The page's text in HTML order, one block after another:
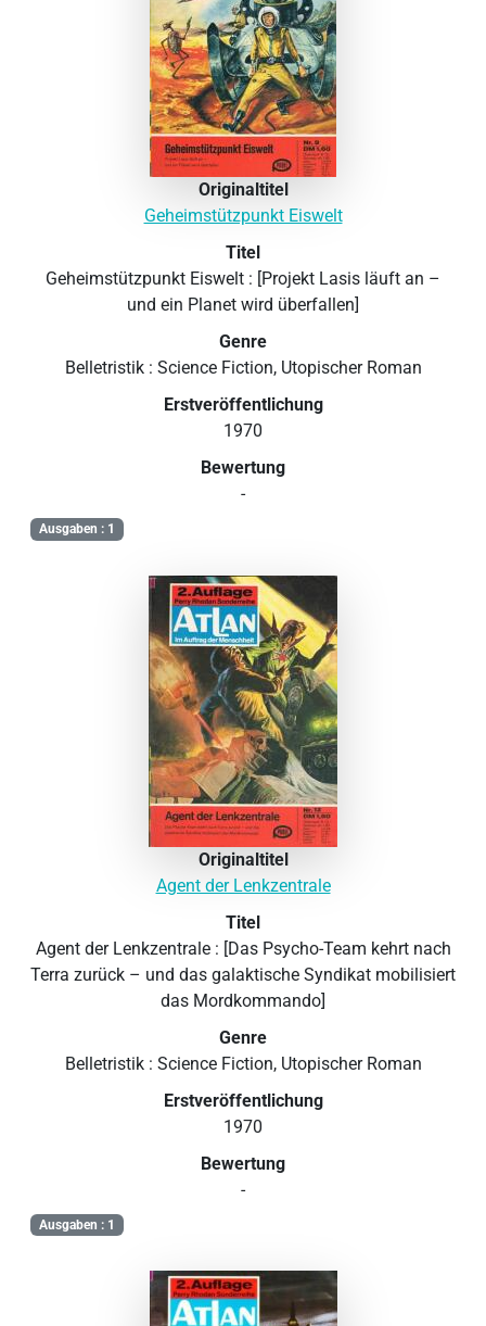
Originaltitel
Geheimstützpunkt Eiswelt
Titel
Geheimstützpunkt Eiswelt : [Projekt Lasis läuft an –
und ein Planet wird überfallen]
Genre
Belletristik : Science Fiction, Utopischer Roman
Erstveröffentlichung
1970
Bewertung
-
Ausgaben : 1
Originaltitel
Agent der Lenkzentrale
Titel
Agent der Lenkzentrale : [Das Psycho-Team kehrt nach
Terra zurück – und das galaktische Syndikat mobilisiert
das Mordkommando]
Genre
Belletristik : Science Fiction, Utopischer Roman
Erstveröffentlichung
1970
Bewertung
-
Ausgaben : 1